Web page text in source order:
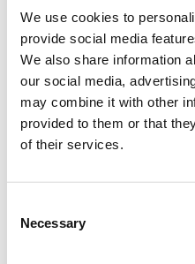
We use cookies to
provide social media
We also share information
our social media,
may combine it with other
provided to them or that
of their services.
Selection
Necessary
solicitat,respectiv cantitatea
va fi livrata in ml(metri
dumneavoastra, rola avand
Depozitare
Puneti rolele pe o suprafata
putin 24 de ore pentru a se
Inspectie